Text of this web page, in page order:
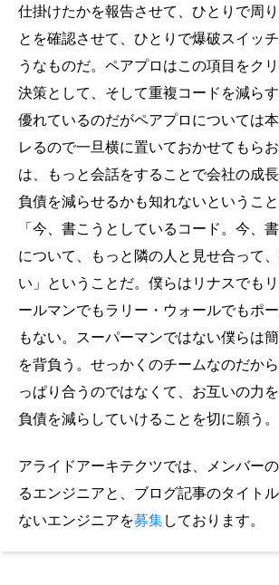
仕掛けたかを報告させて、ひとりで周
とを確認させて、ひとりで爆破スイッ
うなものだ。ペアプロはこの項目をク
決策として、そして重複コードを減ら
優れているのだがペアプロについては
レるので一旦横に置いておかせてもら
は、もっと会話をすることで会社の成
負債を減らせるかも知れないというこ
「今、書こうとしているコード。今、
について、もっと隣の人と見せ合って
い」ということだ。僕らはリナスでも
ールマンでもラリー・ウォールでもポ
もない。スーパーマンではない僕らは
を背負う。せっかくのチームなのだか
っぱり合うのではなくて、お互いの力
負債を減らしていけることを切に願う。
アライドアーキテクツでは、メンバー
るエンジニアと、ブログ記事のタイト
ないエンジニアを募集しております。